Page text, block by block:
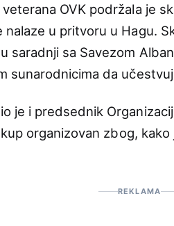
veterana OVK podržala je
nalaze u pritvoru u Hagu.
saradnji sa Savezom
sunarodnicima da
je i predsednik
organizovan zbog,
REKLAMA